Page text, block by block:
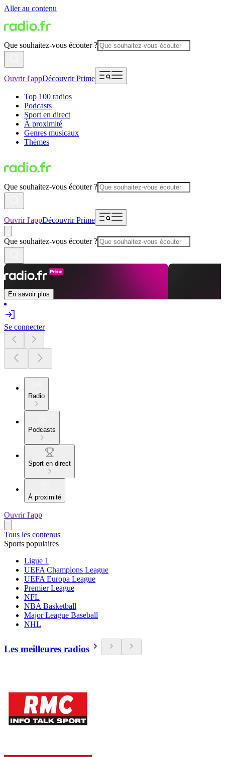
Aller au contenu
Que souhaitez-vous écouter ?
Ouvrir l'appDécouvrir Prime
Top 100 radios
Podcasts
Sport en direct
À proximité
Genres musicaux
Thèmes
Que souhaitez-vous écouter ?
Ouvrir l'appDécouvrir Prime
Que souhaitez-vous écouter ?
En savoir plus
Se connecter
Radio
Podcasts
Sport en direct
À proximité
Ouvrir l'app
Tous les contenus
Sports populaires
Ligue 1
UEFA Champions League
UEFA Europa League
Premier League
NFL
NBA Basketball
Major League Baseball
NHL
Les meilleures radios